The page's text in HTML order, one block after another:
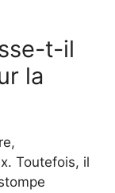
t-il
la
Toutefois, il